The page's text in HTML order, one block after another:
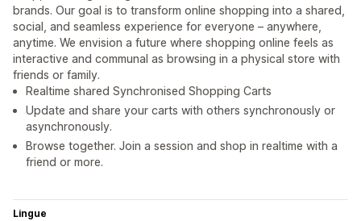
brands. Our goal is to transform online shopping into a shared,
social, and seamless experience for everyone – anywhere,
anytime. We envision a future where shopping online feels as
interactive and communal as browsing in a physical store with
friends or family.
Realtime shared Synchronised Shopping Carts
Update and share your carts with others synchronously or
asynchronously.
Browse together. Join a session and shop in realtime with a
friend or more.
Lingue